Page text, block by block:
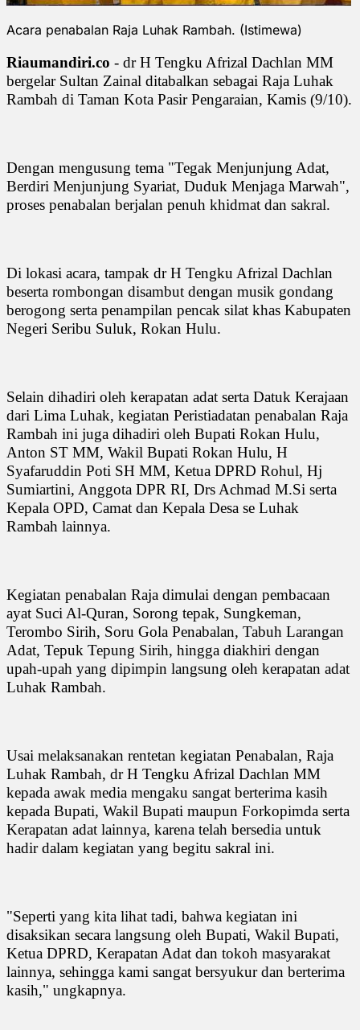
Acara penabalan Raja Luhak Rambah. (Istimewa)
Riaumandiri.co - dr H Tengku Afrizal Dachlan MM
bergelar Sultan Zainal ditabalkan sebagai Raja Luhak
Rambah di Taman Kota Pasir Pengaraian, Kamis (9/10).
Dengan mengusung tema "Tegak Menjunjung Adat,
Berdiri Menjunjung Syariat, Duduk Menjaga Marwah",
proses penabalan berjalan penuh khidmat dan sakral.
Di lokasi acara, tampak dr H Tengku Afrizal Dachlan
beserta rombongan disambut dengan musik gondang
berogong serta penampilan pencak silat khas Kabupaten
Negeri Seribu Suluk, Rokan Hulu.
Selain dihadiri oleh kerapatan adat serta Datuk Kerajaan
dari Lima Luhak, kegiatan Peristiadatan penabalan Raja
Rambah ini juga dihadiri oleh Bupati Rokan Hulu,
Anton ST MM, Wakil Bupati Rokan Hulu, H
Syafaruddin Poti SH MM, Ketua DPRD Rohul, Hj
Sumiartini, Anggota DPR RI, Drs Achmad M.Si serta
Kepala OPD, Camat dan Kepala Desa se Luhak
Rambah lainnya.
Kegiatan penabalan Raja dimulai dengan pembacaan
ayat Suci Al-Quran, Sorong tepak, Sungkeman,
Terombo Sirih, Soru Gola Penabalan, Tabuh Larangan
Adat, Tepuk Tepung Sirih, hingga diakhiri dengan
upah-upah yang dipimpin langsung oleh kerapatan adat
Luhak Rambah.
Usai melaksanakan rentetan kegiatan Penabalan, Raja
Luhak Rambah, dr H Tengku Afrizal Dachlan MM
kepada awak media mengaku sangat berterima kasih
kepada Bupati, Wakil Bupati maupun Forkopimda serta
Kerapatan adat lainnya, karena telah bersedia untuk
hadir dalam kegiatan yang begitu sakral ini.
"Seperti yang kita lihat tadi, bahwa kegiatan ini
disaksikan secara langsung oleh Bupati, Wakil Bupati,
Ketua DPRD, Kerapatan Adat dan tokoh masyarakat
lainnya, sehingga kami sangat bersyukur dan berterima
kasih," ungkapnya.